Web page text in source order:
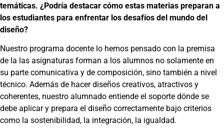
temáticas. ¿Podría destacar cómo estas materias preparan a
los estudiantes para enfrentar los desafíos del mundo del
diseño?
Nuestro programa docente lo hemos pensado con la premisa
de la las asignaturas forman a los alumnos no solamente en
su parte comunicativa y de composición, sino también a nivel
técnico. Además de hacer diseños creativos, atractivos y
coherentes, nuestro alumnado entiende el soporte dónde se
debe aplicar y prepara el diseño correctamente bajo criterios
como la sostenibilidad, la integración, la igualdad.